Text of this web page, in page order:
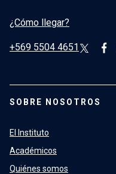
¿Cómo llegar?
+569 5504 4651
SOBRE NOSOTROS
El Instituto
Académicos
Quiénes somos